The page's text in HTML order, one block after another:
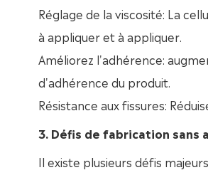
Réglage de la viscosité: La
à appliquer et à appliquer.
Améliorez l'adhérence:
d'adhérence du produit.
Résistance aux fissures:
3. Défis de fabrication sans
Il existe plusieurs défis